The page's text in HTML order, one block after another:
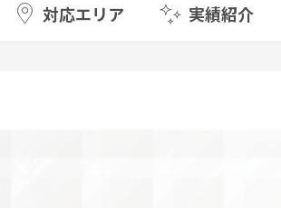
対応エリア 実績紹介